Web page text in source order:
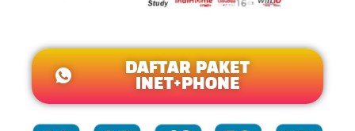
DAFTAR PAKET
INET+PHONE